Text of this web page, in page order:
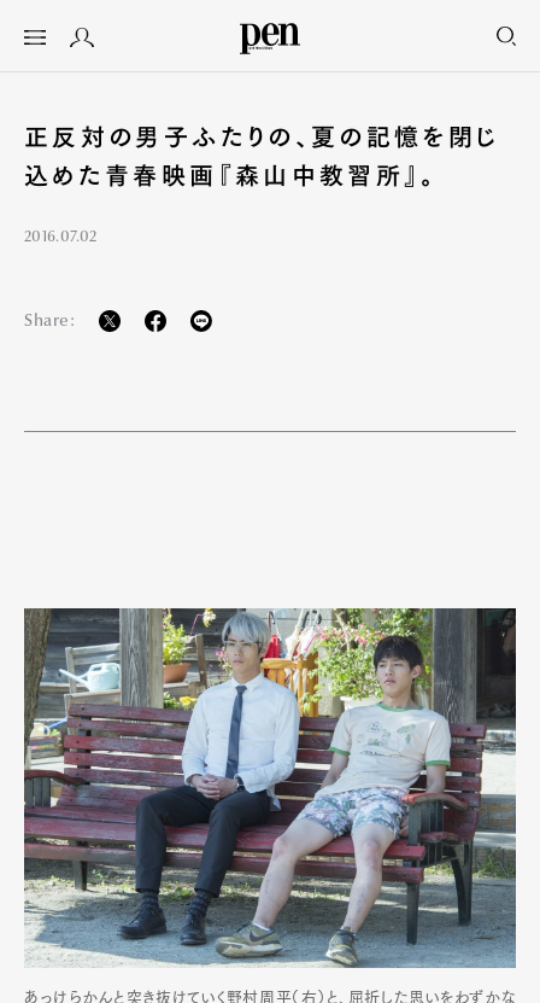
正反対の男子ふたりの、夏の記憶を閉じ
込めた青春映画『森山中教習所』。
2016.07.02
Share:
あっけらかんと突き抜けていく野村周平（右）と、屈折した思いをわずかな